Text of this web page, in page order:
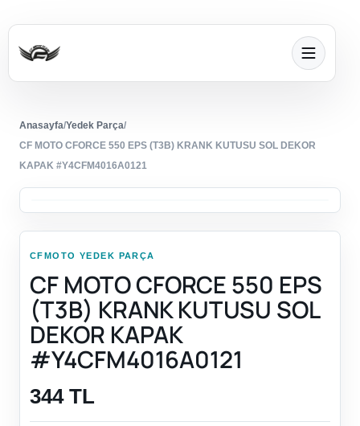
Anasayfa/Yedek Parça/
CF MOTO CFORCE 550 EPS (T3B) KRANK KUTUSU SOL DEKOR
KAPAK #Y4CFM4016A0121
CFMOTO YEDEK PARÇA
CF MOTO CFORCE 550 EPS
(T3B) KRANK KUTUSU SOL
DEKOR KAPAK
#Y4CFM4016A0121
344 TL